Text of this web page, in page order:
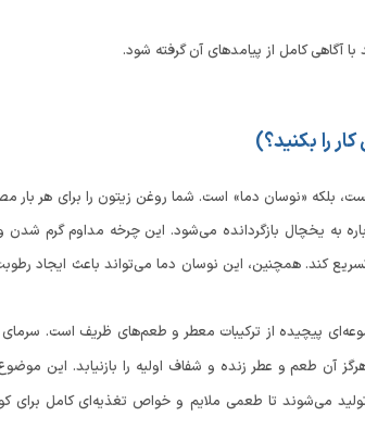
آگاهی کامل از پیامدهای آن گرفته شود.
را بکنید؟)
بلکه «نوسان دما» است. شما روغن زیتون را برای هر بار
یخچال بازگردانده می‌شود. این چرخه مداوم گرم شدن
پیچیده از ترکیبات معطر و طعم‌های ظریف است.
طعم و عطر زنده و شفاف اولیه را بازنیابد. این
می‌شوند تا طعمی ملایم و خواص تغذیه‌ای کامل برای